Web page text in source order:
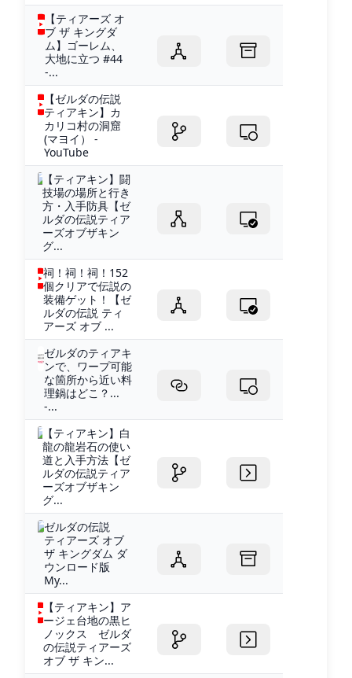
【ティアーズ オ
ブ ザ キングダ
ム】ゴーレム、
大地に立つ #44
-...
【ゼルダの伝説
ティアキン】カ
カリコ村の洞窟
(マヨイ） -
YouTube
【ティアキン】闘
技場の場所と行き
方・入手防具【ゼ
ルダの伝説ティア
ーズオブザキン
グ...
祠！祠！祠！152
個クリアで伝説の
装備ゲット！【ゼ
ルダの伝説 ティ
アーズ オブ ...
ゼルダのティアキ
ンで、ワープ可能
な箇所から近い料
理鍋はどこ？...
-...
【ティアキン】白
龍の龍岩石の使い
道と入手方法【ゼ
ルダの伝説ティア
ーズオブザキン
グ...
ゼルダの伝説
ティアーズ オブ
ザ キングダム ダ
ウンロード版
My...
【ティアキン】ア
ージェ台地の黒ヒ
ノックス ゼルダ
の伝説ティアーズ
オブ ザ キン...